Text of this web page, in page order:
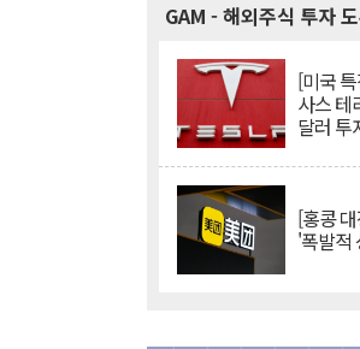
GAM - 해외주식 투자
[미국
사스 테
달러 투
[홍콩
'폭발적